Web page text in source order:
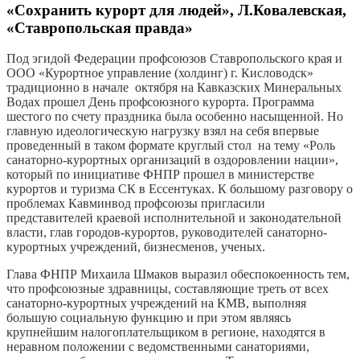
«Сохранить курорт для людей», Л.Ковалевская,
«Ставропольская правда»
Под эгидой Федерации профсоюзов Ставропольского края и
ООО «Курортное управление (холдинг) г. Кисловодск»
традиционно в начале октября на Кавказских Минеральных
Водах прошел День профсоюзного курорта. Программа
шестого по счету праздника была особенно насыщенной. Но
главную идеологическую нагрузку взял на себя впервые
проведенный в таком формате круглый стол на тему «Роль
санаторно-курортных организаций в оздоровлении нации»,
который по инициативе ФНПР прошел в министерстве
курортов и туризма СК в Ессентуках. К большому разговору о
проблемах Кавминвод профсоюзы пригласили
представителей краевой исполнительной и законодательной
власти, глав городов-курортов, руководителей санаторно-
курортных учреждений, бизнесменов, ученых.
Глава ФНПР Михаила Шмаков выразил обеспокоенность тем,
что профсоюзные здравницы, составляющие треть от всех
санаторно-курортных учреждений на КМВ, выполняя
большую социальную функцию и при этом являясь
крупнейшим налогоплательщиком в регионе, находятся в
неравном положении с ведомственными санаториями,